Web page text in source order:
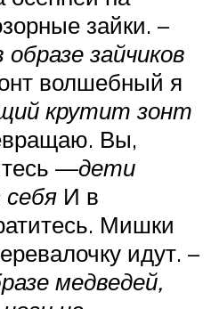
зайки. –
зайчиков
волшебный я
крутит зонт
Вы,
—дети
себя И в
Мишки
идут. –
медведей,